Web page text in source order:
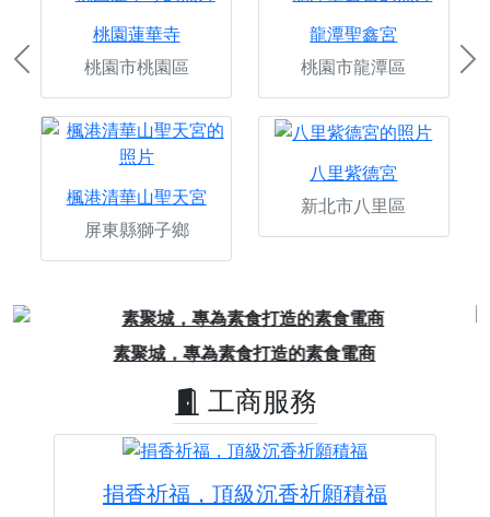
桃園蓮華寺
桃園市桃園區
龍潭聖鑫宮
桃園市龍潭區
楓港清華山聖天宮
屏東縣獅子鄉
八里紫德宮
新北市八里區
Previous
澄霖沉香邀您一同捐香積功德
Previous
工商服務
捐香祈福，頂級沉香祈願積福